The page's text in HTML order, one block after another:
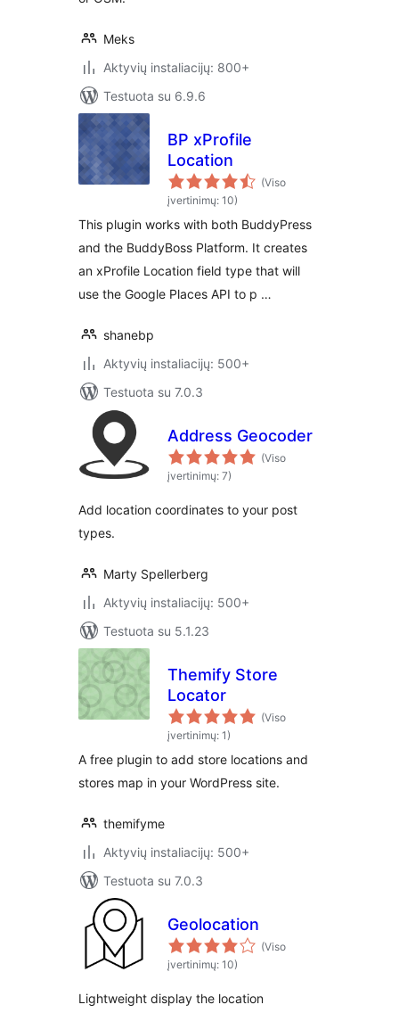
Meks
Aktyvių instaliacijų: 800+
Testuota su 6.9.6
BP xProfile
Location
(Viso
įvertinimų: 10)
This plugin works with both BuddyPress
and the BuddyBoss Platform. It creates
an xProfile Location field type that will
use the Google Places API to p …
shanebp
Aktyvių instaliacijų: 500+
Testuota su 7.0.3
Address Geocoder
(Viso
įvertinimų: 7)
Add location coordinates to your post
types.
Marty Spellerberg
Aktyvių instaliacijų: 500+
Testuota su 5.1.23
Themify Store
Locator
(Viso
įvertinimų: 1)
A free plugin to add store locations and
stores map in your WordPress site.
themifyme
Aktyvių instaliacijų: 500+
Testuota su 7.0.3
Geolocation
(Viso
įvertinimų: 10)
Lightweight display the location